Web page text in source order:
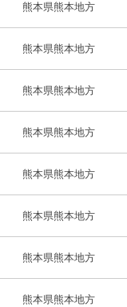
熊本県熊本地方
熊本県熊本地方
熊本県熊本地方
熊本県熊本地方
熊本県熊本地方
熊本県熊本地方
熊本県熊本地方
熊本県熊本地方